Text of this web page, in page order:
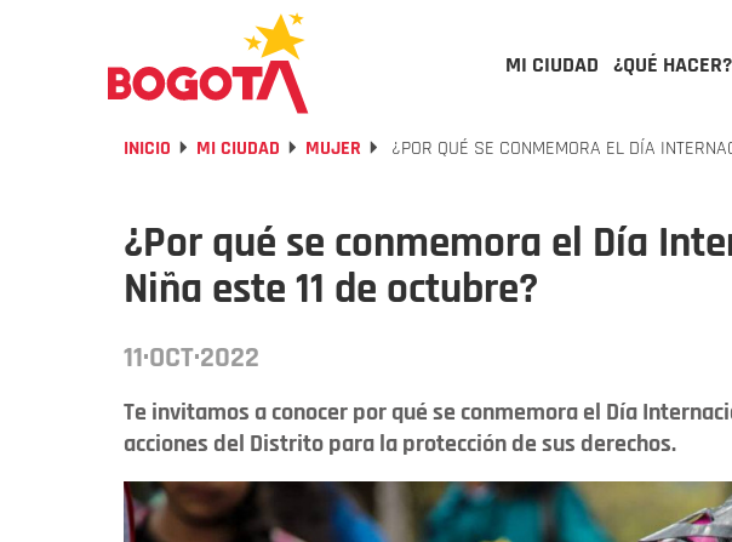
MI CIUDAD ¿QUÉ HACER?
INICIO MI CIUDAD MUJER ¿POR QUÉ SE CONMEMORA EL DÍA
¿Por qué se conmemora el Día
Niña este 11 de octubre?
11·OCT·2022
Te invitamos a conocer por qué se conmemora el Día
acciones del Distrito para la protección de sus derechos.